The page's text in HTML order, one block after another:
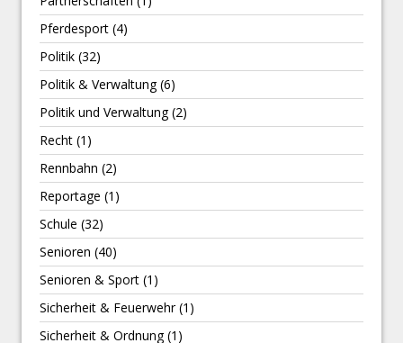
Pferdesport (4)
Politik (32)
Politik & Verwaltung(6)
Politik und Verwaltung(2)
Recht (1)
Rennbahn (2)
Reportage (1)
Schule (32)
Senioren (40)
Senioren & Sport (1)
Sicherheit & Feuerwehr(1)
Sicherheit & Ordnung(1)